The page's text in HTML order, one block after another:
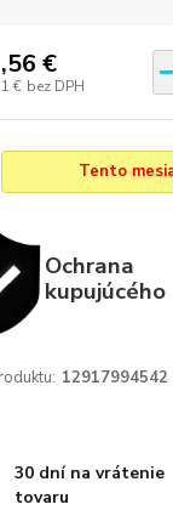
€
€ bez DPH
Tento
Ochrana
kupujúcého
12917994542
30 dní na vrátenie
tovaru